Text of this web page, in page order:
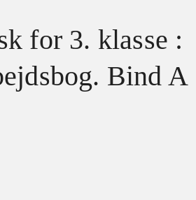
for 3. klasse :
Bind A